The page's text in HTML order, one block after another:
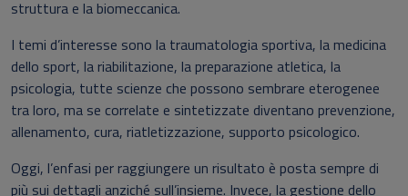
struttura e la biomeccanica.
I temi d’interesse sono la traumatologia sportiva, la medicina
dello sport, la riabilitazione, la preparazione atletica, la
psicologia, tutte scienze che possono sembrare eterogenee
tra loro, ma se correlate e sintetizzate diventano prevenzione,
allenamento, cura, riatletizzazione, supporto psicologico.
Oggi, l’enfasi per raggiungere un risultato è posta sempre di
più sui dettagli anziché sull’insieme. Invece, la gestione dello